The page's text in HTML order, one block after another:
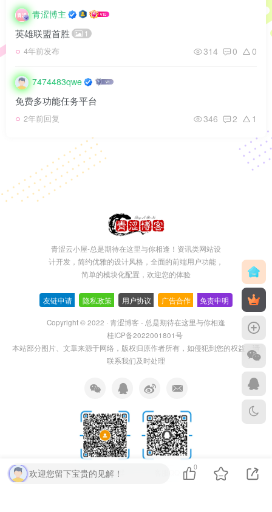
青涩博主
英雄联盟首胜 1
4年前发布 314 0 0
7474483qwe
免费多功能任务平台
2年前回复 346 2 1
青涩云小屋-总是期待在这里与你相逢！资讯类网站设
计开发，简约优雅的设计风格，全面的前端用户功能，
简单的模块化配置，欢迎您的体验
友链申请 隐私政策 用户协议 广告合作 免责申明
Copyright © 2022 · 青涩博客 - 总是期待在这里与你相逢
桂ICP备2022001801号
本站部分图片、文章来源于网络，版权归原作者所有，如侵犯到您的权益，请
联系我们及时处理
扫码加QQ群
欢迎您留下宝贵的见解！
0